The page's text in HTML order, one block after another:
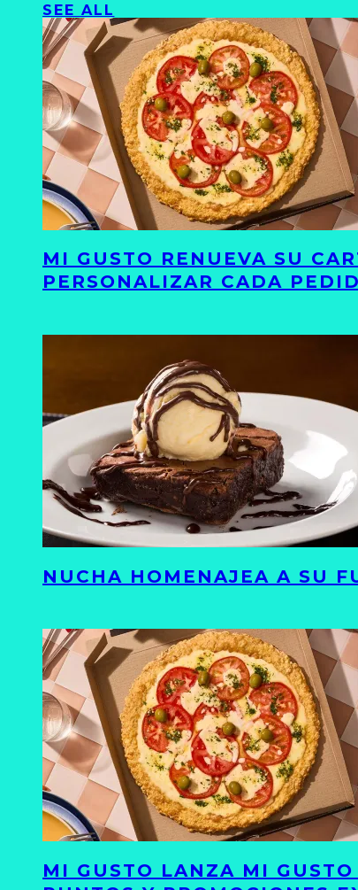
SEE ALL
MI GUSTO RENUEVA SU
PERSONALIZAR CADA
NUCHA HOMENAJEA A SU
MI GUSTO LANZA MI